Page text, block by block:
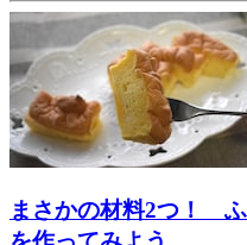
まさかの材料2つ！